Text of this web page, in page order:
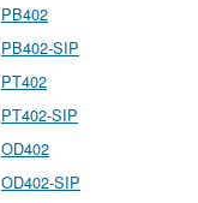
PB402
PB402-SIP
PT402
PT402-SIP
OD402
OD402-SIP